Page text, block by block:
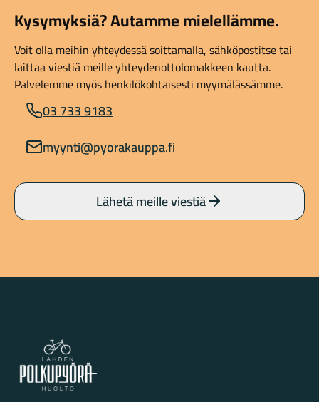
Kysymyksiä? Autamme mielellämme.
Voit olla meihin yhteydessä soittamalla, sähköpostitse tai
laittaa viestiä meille yhteydenottolomakkeen kautta.
Palvelemme myös henkilökohtaisesti myymälässämme.
03 733 9183
myynti@pyorakauppa.fi
Lähetä meille viestiä
Lahden Polkupyörähuolto - etusivulle